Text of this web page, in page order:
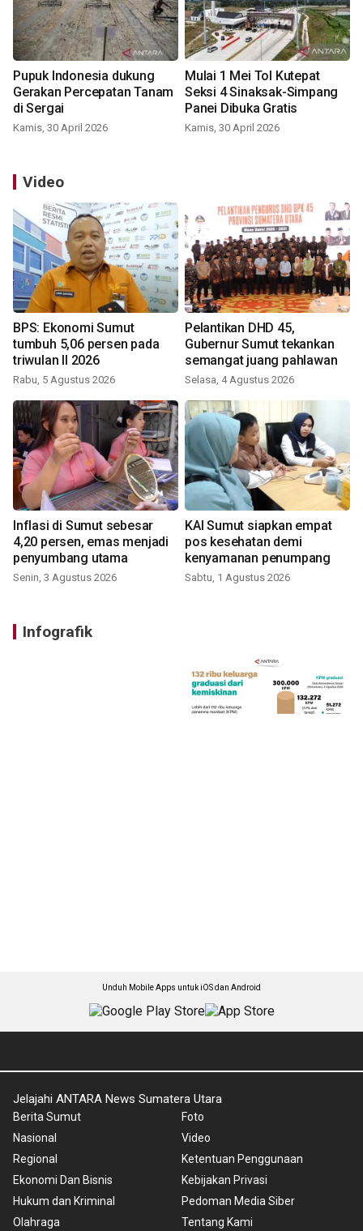
Pupuk Indonesia dukung
Gerakan Percepatan Tanam
di Sergai
Kamis, 30 April 2026
Mulai 1 Mei Tol Kutepat
Seksi 4 Sinaksak-Simpang
Panei Dibuka Gratis
Kamis, 30 April 2026
Video
BPS: Ekonomi Sumut
tumbuh 5,06 persen pada
triwulan II 2026
Rabu, 5 Agustus 2026
Pelantikan DHD 45,
Gubernur Sumut tekankan
semangat juang pahlawan
Selasa, 4 Agustus 2026
Inflasi di Sumut sebesar
4,20 persen, emas menjadi
penyumbang utama
Senin, 3 Agustus 2026
KAI Sumut siapkan empat
pos kesehatan demi
kenyamanan penumpang
Sabtu, 1 Agustus 2026
Infografik
Unduh Mobile Apps untuk iOS dan Android
Jelajahi ANTARA News Sumatera Utara
Berita Sumut
Nasional
Regional
Ekonomi Dan Bisnis
Hukum dan Kriminal
Olahraga
Foto
Video
Ketentuan Penggunaan
Kebijakan Privasi
Pedoman Media Siber
Tentang Kami